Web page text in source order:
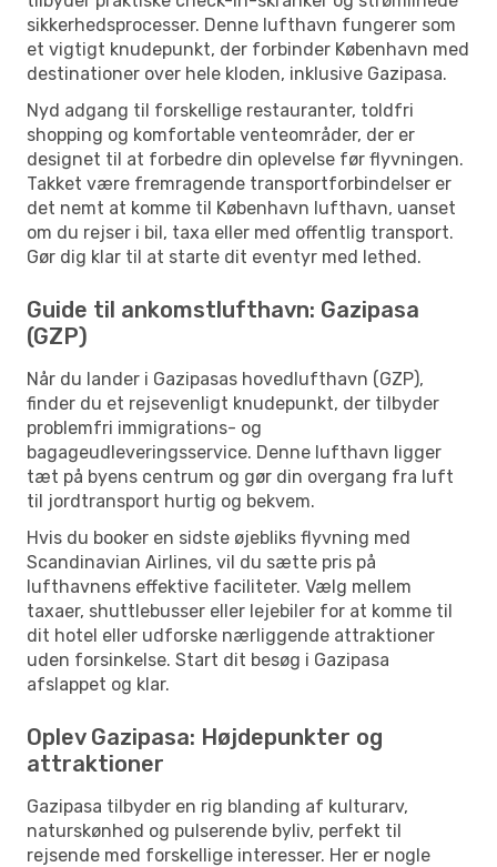
sikkerhedsprocesser. Denne lufthavn fungerer som
et vigtigt knudepunkt, der forbinder København med
destinationer over hele kloden, inklusive Gazipasa.
Nyd adgang til forskellige restauranter, toldfri
shopping og komfortable venteområder, der er
designet til at forbedre din oplevelse før flyvningen.
Takket være fremragende transportforbindelser er
det nemt at komme til København lufthavn, uanset
om du rejser i bil, taxa eller med offentlig transport.
Gør dig klar til at starte dit eventyr med lethed.
Guide til ankomstlufthavn: Gazipasa
(GZP)
Når du lander i Gazipasas hovedlufthavn (GZP),
finder du et rejsevenligt knudepunkt, der tilbyder
problemfri immigrations- og
bagageudleveringsservice. Denne lufthavn ligger
tæt på byens centrum og gør din overgang fra luft
til jordtransport hurtig og bekvem.
Hvis du booker en sidste øjebliks flyvning med
Scandinavian Airlines, vil du sætte pris på
lufthavnens effektive faciliteter. Vælg mellem
taxaer, shuttlebusser eller lejebiler for at komme til
dit hotel eller udforske nærliggende attraktioner
uden forsinkelse. Start dit besøg i Gazipasa
afslappet og klar.
Oplev Gazipasa: Højdepunkter og
attraktioner
Gazipasa tilbyder en rig blanding af kulturarv,
naturskønhed og pulserende byliv, perfekt til
rejsende med forskellige interesser. Her er nogle